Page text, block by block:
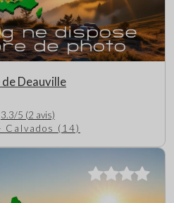
de Deauville
3.3/5 (2 avis)
Calvados (14)